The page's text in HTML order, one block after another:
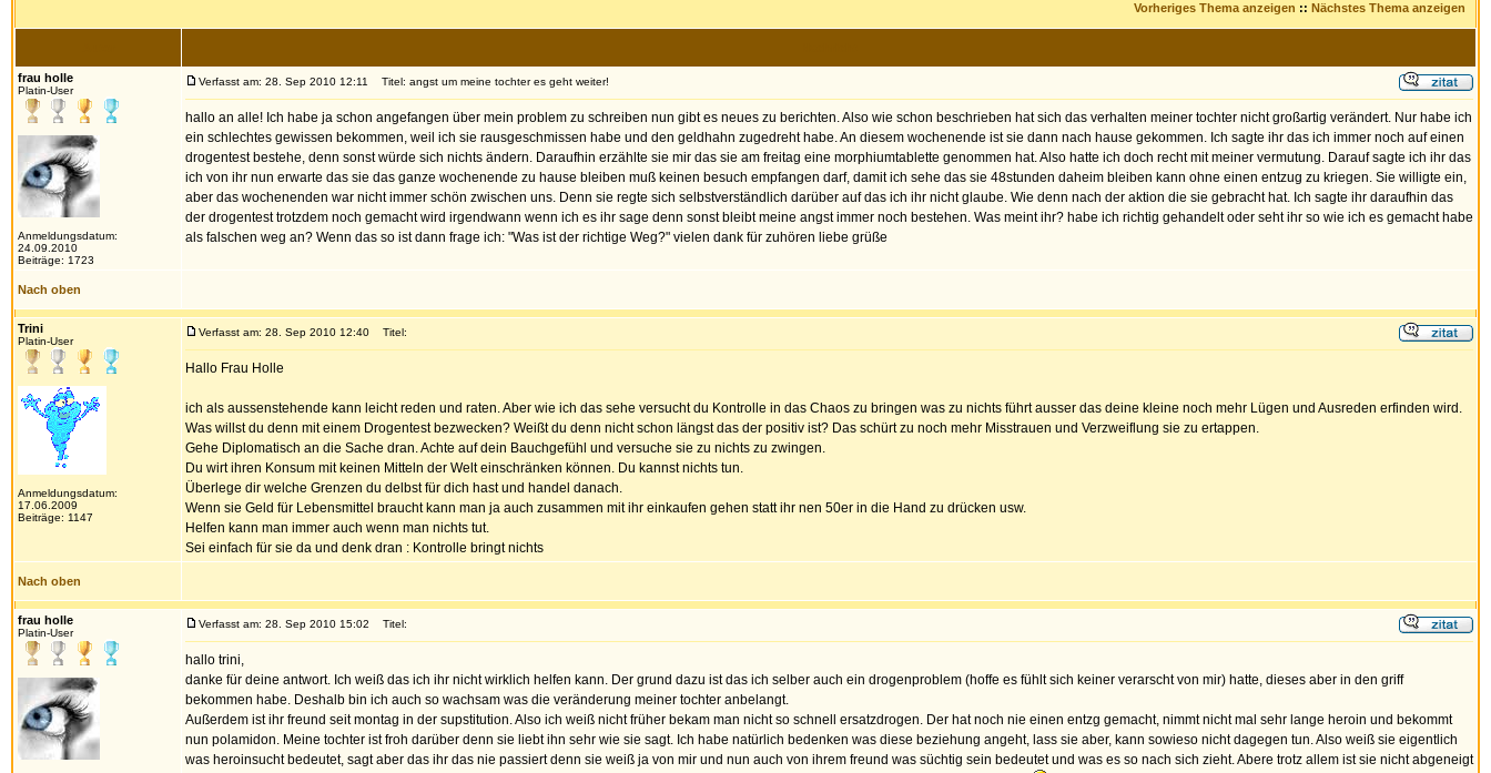
Vorheriges Thema anzeigen :: Nächstes Thema anzeigen
frau holle
Platin-User
Anmeldungsdatum:
24.09.2010
Beiträge: 1723
Verfasst am: 28. Sep 2010 12:11 Titel: angst um meine tochter es geht weiter!
hallo an alle! Ich habe ja schon angefangen über mein problem zu schreiben nun gibt es neues zu berichten. Also wie schon beschrieben hat sich das verhalten meiner tochter nicht großartig verändert. Nur habe ich
ein schlechtes gewissen bekommen, weil ich sie rausgeschmissen habe und den geldhahn zugedreht habe. An diesem wochenende ist sie dann nach hause gekommen. Ich sagte ihr das ich immer noch auf einen
drogentest bestehe, denn sonst würde sich nichts ändern. Daraufhin erzählte sie mir das sie am freitag eine morphiumtablette genommen hat. Also hatte ich doch recht mit meiner vermutung. Darauf sagte ich ihr das
ich von ihr nun erwarte das sie das ganze wochenende zu hause bleiben muß keinen besuch empfangen darf, damit ich sehe das sie 48stunden daheim bleiben kann ohne einen entzug zu kriegen. Sie willigte ein,
aber das wochenenden war nicht immer schön zwischen uns. Denn sie regte sich selbstverständlich darüber auf das ich ihr nicht glaube. Wie denn nach der aktion die sie gebracht hat. Ich sagte ihr daraufhin das
der drogentest trotzdem noch gemacht wird irgendwann wenn ich es ihr sage denn sonst bleibt meine angst immer noch bestehen. Was meint ihr? habe ich richtig gehandelt oder seht ihr so wie ich es gemacht habe
als falschen weg an? Wenn das so ist dann frage ich: "Was ist der richtige Weg?" vielen dank für zuhören liebe grüße
Nach oben
Trini
Platin-User
Anmeldungsdatum:
17.06.2009
Beiträge: 1147
Verfasst am: 28. Sep 2010 12:40 Titel:
Hallo Frau Holle
ich als aussenstehende kann leicht reden und raten. Aber wie ich das sehe versucht du Kontrolle in das Chaos zu bringen was zu nichts führt ausser das deine kleine noch mehr Lügen und Ausreden erfinden wird.
Was willst du denn mit einem Drogentest bezwecken? Weißt du denn nicht schon längst das der positiv ist? Das schürt zu noch mehr Misstrauen und Verzweiflung sie zu ertappen.
Gehe Diplomatisch an die Sache dran. Achte auf dein Bauchgefühl und versuche sie zu nichts zu zwingen.
Du wirt ihren Konsum mit keinen Mitteln der Welt einschränken können. Du kannst nichts tun.
Überlege dir welche Grenzen du delbst für dich hast und handel danach.
Wenn sie Geld für Lebensmittel braucht kann man ja auch zusammen mit ihr einkaufen gehen statt ihr nen 50er in die Hand zu drücken usw.
Helfen kann man immer auch wenn man nichts tut.
Sei einfach für sie da und denk dran : Kontrolle bringt nichts
Nach oben
frau holle
Platin-User
Verfasst am: 28. Sep 2010 15:02 Titel:
hallo trini,
danke für deine antwort. Ich weiß das ich ihr nicht wirklich helfen kann. Der grund dazu ist das ich selber auch ein drogenproblem (hoffe es fühlt sich keiner verarscht von mir) hatte, dieses aber in den griff
bekommen habe. Deshalb bin ich auch so wachsam was die veränderung meiner tochter anbelangt.
Außerdem ist ihr freund seit montag in der supstitution. Also ich weiß nicht früher bekam man nicht so schnell ersatzdrogen. Der hat noch nie einen entzg gemacht, nimmt nicht mal sehr lange heroin und bekommt
nun polamidon. Meine tochter ist froh darüber denn sie liebt ihn sehr wie sie sagt. Ich habe natürlich bedenken was diese beziehung angeht, lass sie aber, kann sowieso nicht dagegen tun. Also weiß sie eigentlich
was heroinsucht bedeutet, sagt aber das ihr das nie passiert denn sie weiß ja von mir und nun auch von ihrem freund was süchtig sein bedeutet und was es so nach sich zieht. Abere trotz allem ist sie nicht abgeneigt